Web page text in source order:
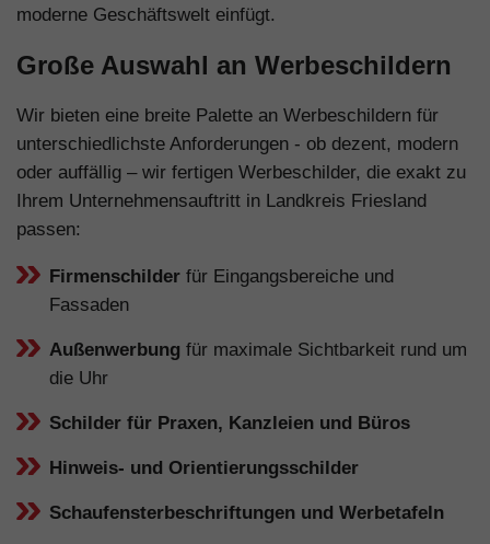
moderne Geschäftswelt einfügt.
Große Auswahl an Werbeschildern
Wir bieten eine breite Palette an Werbeschildern für
unterschiedlichste Anforderungen - ob dezent, modern
oder auffällig – wir fertigen Werbeschilder, die exakt zu
Ihrem Unternehmensauftritt in Landkreis Friesland
passen:
Firmenschilder für Eingangsbereiche und
Fassaden
Außenwerbung für maximale Sichtbarkeit rund um
die Uhr
Schilder für Praxen, Kanzleien und Büros
Hinweis- und Orientierungsschilder
Schaufensterbeschriftungen und Werbetafeln